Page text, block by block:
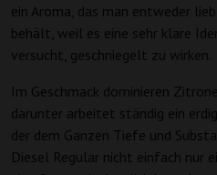
ein Aroma, das man entweder
behält, weil es eine sehr klare
versucht, geschniegelt zu wirken.
Im Geschmack dominieren
darunter arbeitet ständig ein
der dem Ganzen Tiefe und
Diesel Regular nicht einfach nur